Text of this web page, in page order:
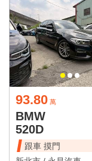
93.80 萬
BMW
520D
跟車 摸門